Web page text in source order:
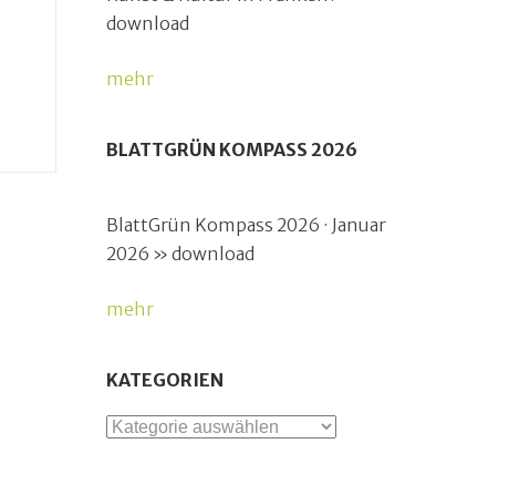
download
mehr
BLATTGRÜN KOMPASS 2026
BlattGrün Kompass 2026 · Januar
2026 » download
mehr
KATEGORIEN
Kategorien